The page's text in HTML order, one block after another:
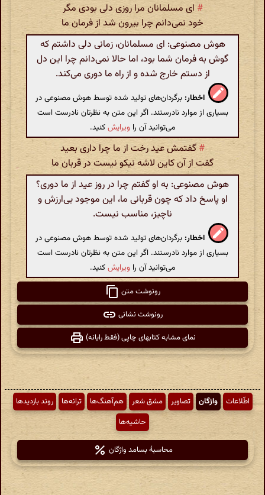
# ای مسلمانان مرا روزی دلی بودی مگر
خود نمی‌دانم چرا بیرون شد از فرمان ما
هوش مصنوعی: ای مسلمانان، زمانی دلی داشتم که
گوش به فرمان شما بود، اما حالا نمی‌دانم چرا این دل
از دستم خارج شده و از راه ما دوری می‌کند.
اخطار: برگردان‌های تولید شده توسط هوش مصنوعی در
بسیاری از موارد نادرستند. اگر این متن به نظرتان نادرست است
می‌توانید آن را ویرایشکنید.
# گفتمش عید رخت از ما چرا داری بعید
گفت از آن کاین لاشه نیکو نیست در قربان ما
هوش مصنوعی: به او گفتم چرا در روز عید از ما دوری؟
او پاسخ داد که چون قربانی ما، این موجود بی‌ارزش و
ناچیز، مناسب نیست.
اخطار: برگردان‌های تولید شده توسط هوش مصنوعی در
بسیاری از موارد نادرستند. اگر این متن به نظرتان نادرست است
می‌توانید آن را ویرایشکنید.
رونوشت متن
رونوشت نشانی
نمای مشابه کتابهای چاپی (فقط رایانه)
اطّلاعات واژگان تصاویر مشق شعر هم‌آهنگ‌ها ترانه‌ها
روند بازدیدها
حاشیه‌ها
محاسبهٔ بسامد واژگان